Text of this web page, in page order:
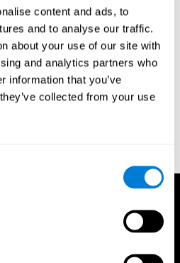
content and ads, to
and to analyse our traffic.
about your use of our site with
and analytics partners who
information that you’ve
collected from your use
Visual Organization Test Manual.
Services.
of the Hooper Visual